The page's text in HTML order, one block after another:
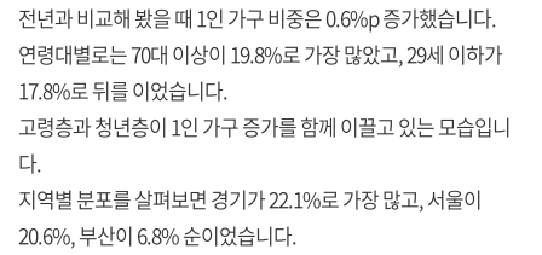
전년과 비교해 봤을 때 1인 가구 비중은 0.6%p 증가했습니다.
연령대별로는 70대 이상이 19.8%로 가장 많았고, 29세 이하가
17.8%로 뒤를 이었습니다.
고령층과 청년층이 1인 가구 증가를 함께 이끌고 있는 모습입니
다.
지역별 분포를 살펴보면 경기가 22.1%로 가장 많고, 서울이
20.6%, 부산이 6.8% 순이었습니다.